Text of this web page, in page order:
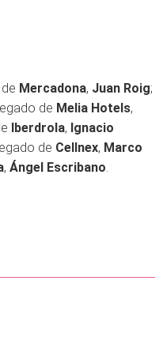
Mercadona, Juan Roig;
de Melia Hotels,
Iberdrola, Ignacio
de Cellnex, Marco
, Ángel Escribano.